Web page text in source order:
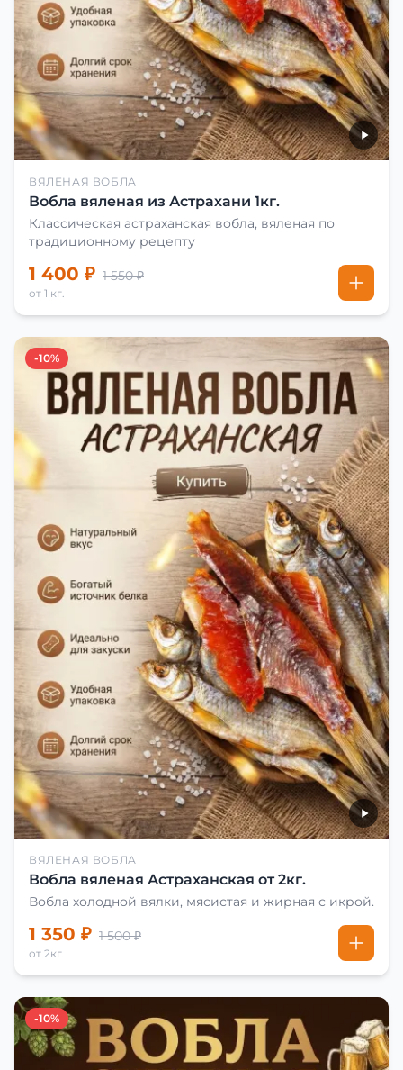
ВЯЛЕНАЯ ВОБЛА
Вобла вяленая из Астрахани 1кг.
Классическая астраханская вобла, вяленая по
традиционному рецепту
1 400 ₽ 1 550 ₽
от 1 кг.
-10%
ВЯЛЕНАЯ ВОБЛА
Вобла вяленая Астраханская от 2кг.
Вобла холодной вялки, мясистая и жирная с икрой.
1 350 ₽ 1 500 ₽
от 2кг
-10%